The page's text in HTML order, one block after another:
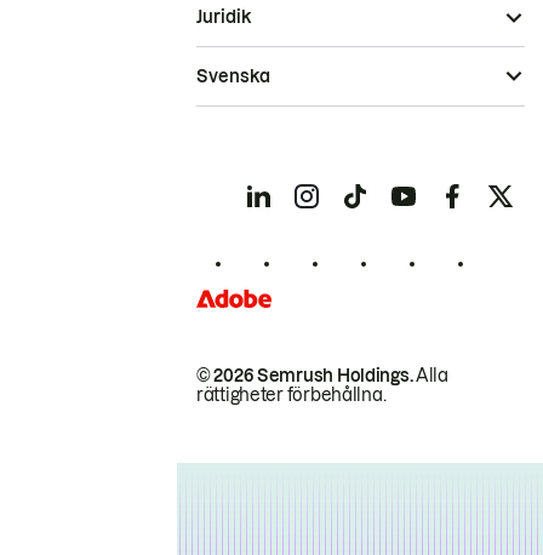
© 2026 Semrush Holdings.Alla
rättigheter förbehållna.
Juridik
Svenska